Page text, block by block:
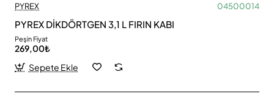
PYREX 04500014
PYREX DİKDÖRTGEN 3,1 L FIRIN KABI
Peşin Fiyat
269,00₺
Sepete Ekle